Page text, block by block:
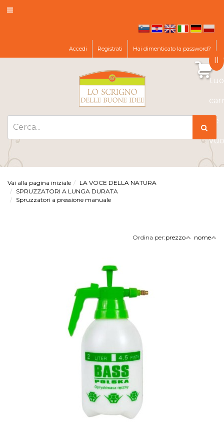
de pl
Accedi Registrati Hai dimenticato la password?
Il
tuo
è
Vai alla pagina iniziale
LA VOCE DELLA NATURA
SPRUZZATORI A LUNGA DURATA
Spruzzatori a pressione manuale
Ordina per:prezzo nome